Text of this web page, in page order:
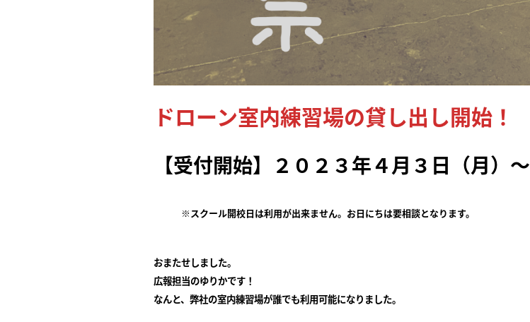
ドローン室内練習場の貸し出し開始！
【受付開始】２０２３年４月３日（月）～
※スクール開校日は利用が出来ません。お日にちは要相談となります。
おまたせしました。
広報担当のゆりかです！
なんと、弊社の室内練習場が誰でも利用可能になりました。